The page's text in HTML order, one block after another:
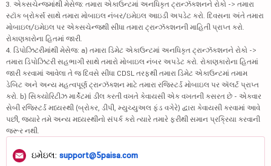
3. એક્સચેન્જમાંથી મેસેજ: તમારા એકાઉન્ટમાં અનધિકૃત ટ્રાન્ઝૅક્શનને રોકો -> તમારા
સ્ટૉક બ્રોકર્સ સાથે તમારા મોબાઇલ નંબર/ઇમેઇલ આઇડી અપડેટ કરો. દિવસના અંતે તમારા
મોબાઇલ/ઇમેઇલ પર એક્સચેન્જથી સીધા તમારા ટ્રાન્ઝૅક્શનની માહિતી પ્રાપ્ત કરો.
રોકાણકારોના હિતમાં જારી.
4. ડિપોઝિટરીમાંથી મેસેજ: a) તમારા ડિમેટ એકાઉન્ટમાં અનધિકૃત ટ્રાન્ઝૅક્શનને રોકો ->
તમારા ડિપોઝિટરી સહભાગી સાથે તમારો મોબાઇલ નંબર અપડેટ કરો. રોકાણકારોના હિતમાં
જારી કરવામાં આવેલા તે જ દિવસે સીધા CDSL તરફથી તમારા ડિમેટ એકાઉન્ટમાં તમામ
ડેબિટ અને અન્ય મહત્વપૂર્ણ ટ્રાન્ઝૅક્શન માટે તમારા રજિસ્ટર્ડ મોબાઇલ પર ઍલર્ટ પ્રાપ્ત
કરો. b) સિક્યોરિટીઝ માર્કેટમાં ડીલ કરતી વખતે કેવાયસી એક વખતની કસરત છે - એકવાર
સેબી રજિસ્ટર્ડ મધ્યસ્થી (બ્રોકર, ડીપી, મ્યુચ્યુઅલ ફંડ વગેરે) દ્વારા કેવાયસી કરવામાં આવે
પછી, જ્યારે તમે અન્ય મધ્યસ્થીનો સંપર્ક કરો ત્યારે તમારે ફરીથી સમાન પ્રક્રિયા કરવાની
જરૂર નથી.
ઇમેઇલ: support@5paisa.com